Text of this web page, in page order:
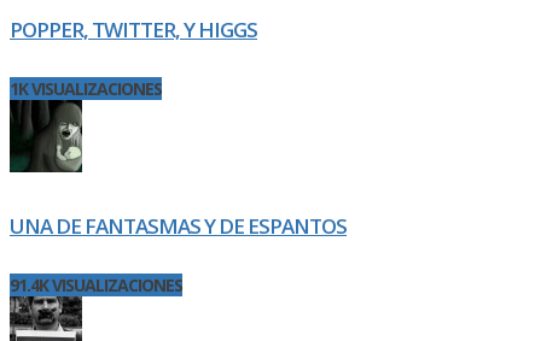
POPPER, TWITTER, Y HIGGS
1K VISUALIZACIONES
UNA DE FANTASMAS Y DE ESPANTOS
91.4K VISUALIZACIONES